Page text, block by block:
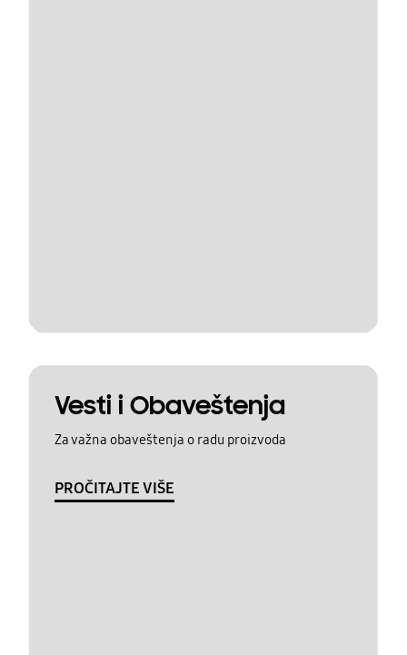
Vesti i Obaveštenja
Za važna obaveštenja o radu proizvoda
PROČITAJTE VIŠE